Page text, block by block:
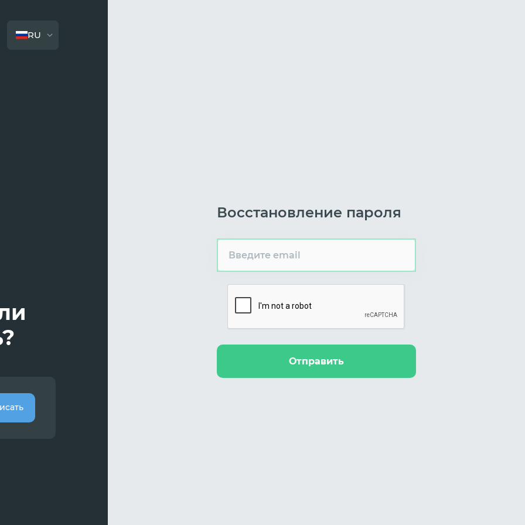
Восстановление пароля
Введите email
Отправить
RU